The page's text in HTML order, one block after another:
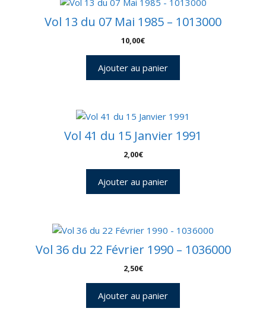
CP
-
Vol 13 du 07 Mai 1985 – 1013000
10,00€
Ajouter au panier
Vol 41 du 15 Janvier 1991
2,00€
Ajouter au panier
Vol 36 du 22 Février 1990 – 1036000
2,50€
Ajouter au panier